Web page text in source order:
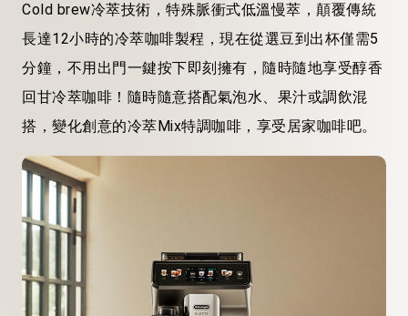
Cold brew冷萃技術，特殊脈衝式低溫慢萃，顛覆傳統
長達12小時的冷萃咖啡製程，現在從選豆到出杯僅需5
分鐘，不用出門一鍵按下即刻擁有，隨時隨地享受醇香
回甘冷萃咖啡！隨時隨意搭配氣泡水、果汁或調飲混
搭，變化創意的冷萃Mix特調咖啡，享受居家咖啡吧。